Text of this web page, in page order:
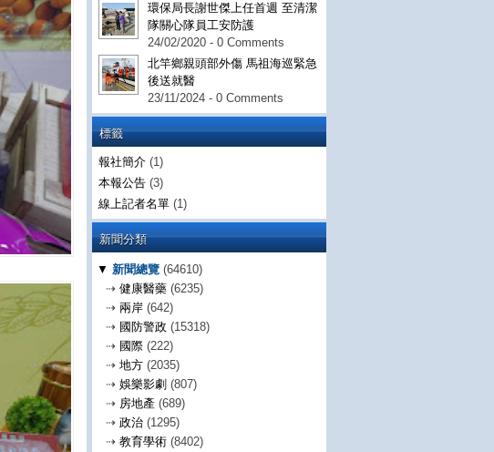
環保局長謝世傑上任首週 至清潔
隊關心隊員工安防護
24/02/2020 - 0 Comments
北竿鄉親頭部外傷 馬祖海巡緊急
後送就醫
23/11/2024 - 0 Comments
標籤
報社簡介 (1)
本報公告 (3)
線上記者名單 (1)
新聞分類
▼ 新聞總覽 (64610)
⇢ 健康醫藥 (6235)
⇢ 兩岸 (642)
⇢ 國防警政 (15318)
⇢ 國際 (222)
⇢ 地方 (2035)
⇢ 娛樂影劇 (807)
⇢ 房地產 (689)
⇢ 政治 (1295)
⇢ 教育學術 (8402)